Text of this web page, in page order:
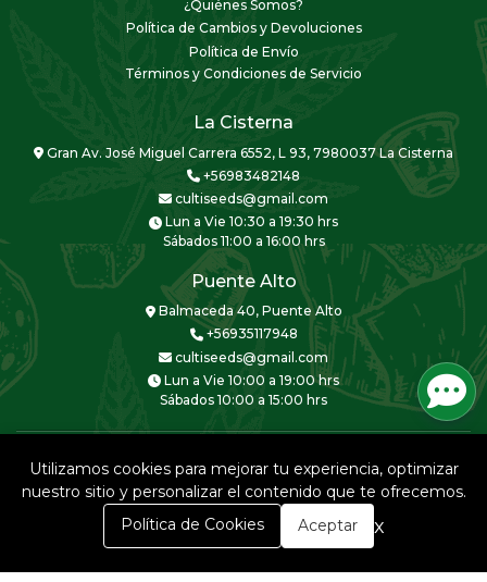
¿Quiénes Somos?
Política de Cambios y Devoluciones
Política de Envío
Términos y Condiciones de Servicio
La Cisterna
Gran Av. José Miguel Carrera 6552, L 93, 7980037 La Cisterna
+56983482148
cultiseeds@gmail.com
Lun a Vie 10:30 a 19:30 hrs
Sábados 11:00 a 16:00 hrs
Puente Alto
Balmaceda 40, Puente Alto
+56935117948
cultiseeds@gmail.com
Lun a Vie 10:00 a 19:00 hrs
Sábados 10:00 a 15:00 hrs
CULTISEEDS © 2026
Creado porBsale
0
Utilizamos cookies para mejorar tu experiencia, optimizar
nuestro sitio y personalizar el contenido que te ofrecemos.
Política de Cookies
Aceptar x